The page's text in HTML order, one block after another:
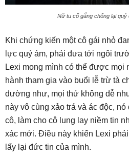
Nữ tu cố gắng chống lại quỷ
Khi chứng kiến một cô gái nhỏ
lực quỷ ám, phải đưa tới ngôi
Lexi mong mình có thể được mọi
hành tham gia vào buổi lễ trừ tà
dường như, mọi thứ không dễ
này vô cùng xảo trá và ác độc,
cô, làm cho cô lung lay niềm tin
xác mới. Điều này khiến Lexi
lấy lại đức tin của mình.